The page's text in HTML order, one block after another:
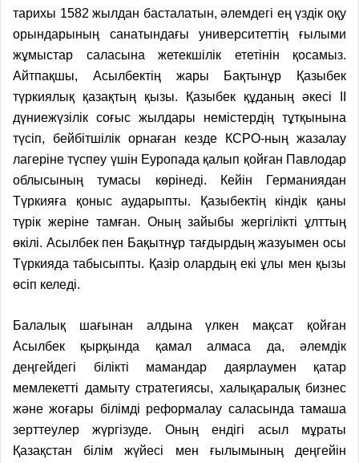
тарихы 1582 жылдан басталатын, әлемдегі ең үздік оқу
орындарының санатындағы университеттің ғылыми
жұмыстар саласына жетекшілік ететінін қосамыз.
Айтпақшы, Асылбектің жары Бақтынұр Қазыбек
түркиялық қазақтың қызы. Қазыбек құданың әкесі ІІ
дүниежүзілік соғыс жылдары немістердің тұтқынына
түсіп, бейбітшілік орнаған кезде КСРО-ның жазалау
лагеріне түспеу үшін Еуропада қалып қойған Павлодар
облысының тумасы көрінеді. Кейін Германиядан
Түркияға қоныс аударыпты. Қазыбектің кіндік қаны
түрік жеріне тамған. Оның зайыбы жергілікті ұлттың
өкілі. Асылбек пен Бақытнұр тағдырдың жазуымен осы
Түркияда табысыпты. Қазір олардың екі ұлы мен қызы
өсіп келеді.
Балалық шағынан алдына үлкен мақсат қойған
Асылбек қырқында қамал алмаса да, әлемдік
деңгейдегі білікті мамандар даярлаумен қатар
мемлекетті дамыту стратегиясы, халықаралық бизнес
және жоғары білімді реформалау саласында тамаша
зерттеулер жүргізуде. Оның ендігі асыл мұраты
Қазақстан білім жүйесі мен ғылымының деңгейін